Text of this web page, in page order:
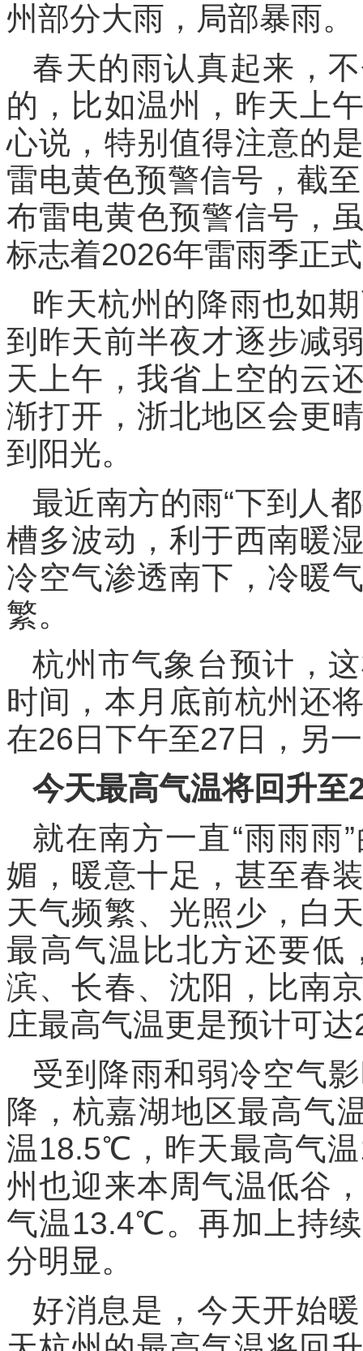
州部分大雨，局部暴雨。
春天的雨认真起来，
的，比如温州，昨天上
心说，特别值得注意的
雷电黄色预警信号，截
布雷电黄色预警信号，
标志着2026年雷雨季正
昨天杭州的降雨也如
到昨天前半夜才逐步减
天上午，我省上空的云
渐打开，浙北地区会更
到阳光。
最近南方的雨“下到人
槽多波动，利于西南暖
冷空气渗透南下，冷暖
繁。
杭州市气象台预计，
时间，本月底前杭州还
在26日下午至27日，另
今天最高气温将回升
就在南方一直“雨雨雨
媚，暖意十足，甚至春
天气频繁、光照少，白
最高气温比北方还要低
滨、长春、沈阳，比南
庄最高气温更是预计可
受到降雨和弱冷空气
降，杭嘉湖地区最高气
温18.5℃，昨天最高气
州也迎来本周气温低谷
气温13.4℃。再加上持
分明显。
好消息是，今天开始